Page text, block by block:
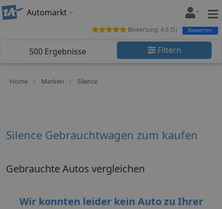
Automarkt
500 Ergebnisse Filtern
Home Marken Silence
Bewertung: 4,6 (5) Bewerten
Silence Gebrauchtwagen zum kaufen
Gebrauchte Autos vergleichen
Wir konnten leider kein Auto zu Ihrer